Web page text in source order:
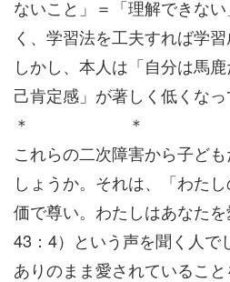
ないこと」＝「理解できな
く、学習法を工夫すれば学習
しかし、本人は「自分は馬
己肯定感」が著しく低くなっ
＊ ＊
これらの二次障害から子ど
しょうか。それは、「わた
価で尊い。わたしはあなた
43：4）という声を聞く人で
ありのまま愛されているこ